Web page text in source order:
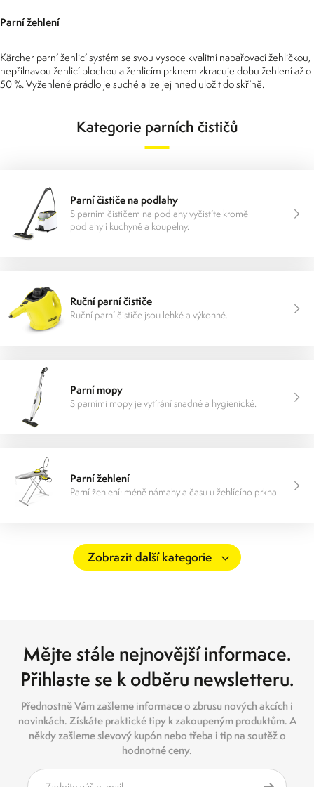
Parní žehlení
Kärcher parní žehlicí systém se svou vysoce kvalitní napařovací žehličkou,
nepřilnavou žehlicí plochou a žehlicím prknem zkracuje dobu žehlení až o
50 %. Vyžehlené prádlo je suché a lze jej hned uložit do skříně.
Kategorie parních čističů
Parní čističe na podlahy
S parním čističem na podlahy vyčistíte kromě
podlahy i kuchyně a koupelny.
Ruční parní čističe
Ruční parní čističe jsou lehké a výkonné.
Parní mopy
S parními mopy je vytírání snadné a hygienické.
Parní žehlení
Parní žehlení: méně námahy a času u žehlícího prkna
Mějte stále nejnovější informace.
Přihlaste se k odběru newsletteru.
Přednostně Vám zašleme informace o zbrusu nových akcích i
novinkách. Získáte praktické tipy k zakoupeným produktům. A
někdy zašleme slevový kupón nebo třeba i tip na soutěž o
hodnotné ceny.